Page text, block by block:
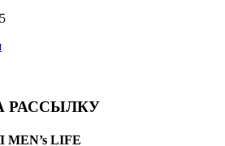
РАССЫЛКУ
LIFE